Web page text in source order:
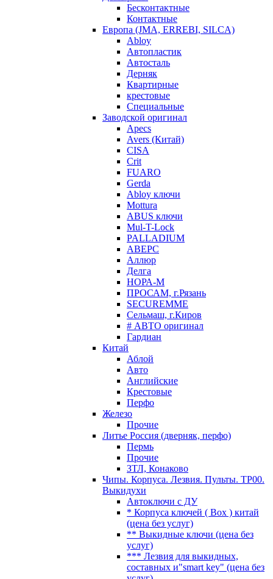
Бесконтактные
Контактные
Европа (JMA, ERREBI, SILCA)
Abloy
Автопластик
Автосталь
Дерняк
Квартирные
крестовые
Специальные
Заводской оригинал
Apecs
Avers (Китай)
CISA
Crit
FUARO
Gerda
Abloy ключи
Mottura
ABUS ключи
Mul-T-Lock
PALLADIUM
АВЕРС
Аллюр
Делга
НОРА-М
ПРОСАМ, г.Рязань
SECUREMME
Сельмаш, г.Киров
# АВТО оригинал
Гардиан
Китай
Аблой
Авто
Английские
Крестовые
Перфо
Железо
Прочие
Литье Россия (дверняк, перфо)
Пермь
Прочие
ЗТЛ, Конаково
Чипы. Корпуса. Лезвия. Пульты. TP00.
Выкидухи
Автоключи с ДУ
* Корпуса ключей ( Box ) китай
(цена без услуг)
** Выкидные ключи (цена без
услуг)
*** Лезвия для выкидных,
составных и"smart key" (цена без